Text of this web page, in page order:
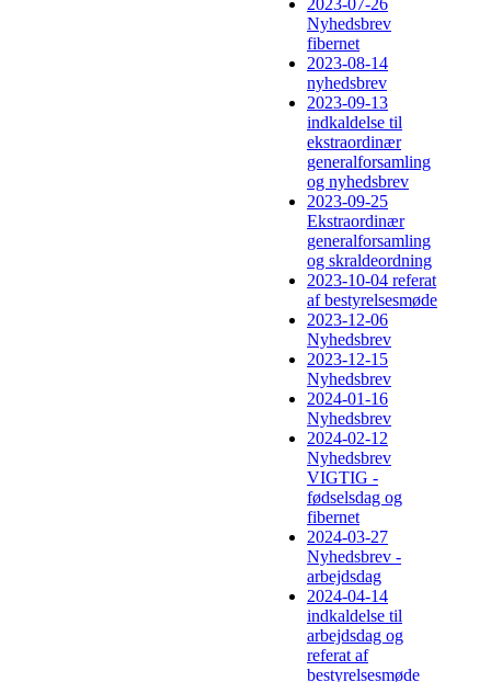
Nyhedsbrev
fibernet
2023-08-14
nyhedsbrev
2023-09-13
indkaldelse til
ekstraordinær
generalforsamling
og nyhedsbrev
2023-09-25
Ekstraordinær
generalforsamling
og skraldeordning
2023-10-04 referat
af bestyrelsesmøde
2023-12-06
Nyhedsbrev
2023-12-15
Nyhedsbrev
2024-01-16
Nyhedsbrev
2024-02-12
Nyhedsbrev
VIGTIG -
fødselsdag og
fibernet
2024-03-27
Nyhedsbrev -
arbejdsdag
2024-04-14
indkaldelse til
arbejdsdag og
referat af
bestyrelsesmøde